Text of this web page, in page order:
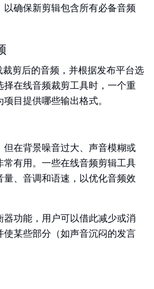
以确保新剪辑包含所有必备音频
裁剪后的音频，并根据发布平台选
择在线音频裁剪工具时，一个重
目提供哪些输出格式。
但在背景噪音过大、声音模糊或
常有用。一些在线音频剪辑工具
、音调和语速，以优化音频效
功能，用户可以借此减少或消
使某些部分（如声音沉闷的发言